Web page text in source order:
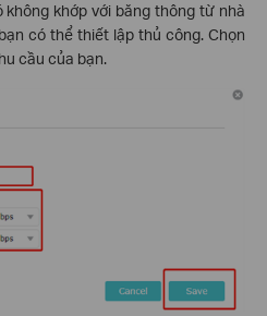
không khớp với băng thông từ nhà
có thể thiết lập thủ công. Chọn
cầu của bạn.